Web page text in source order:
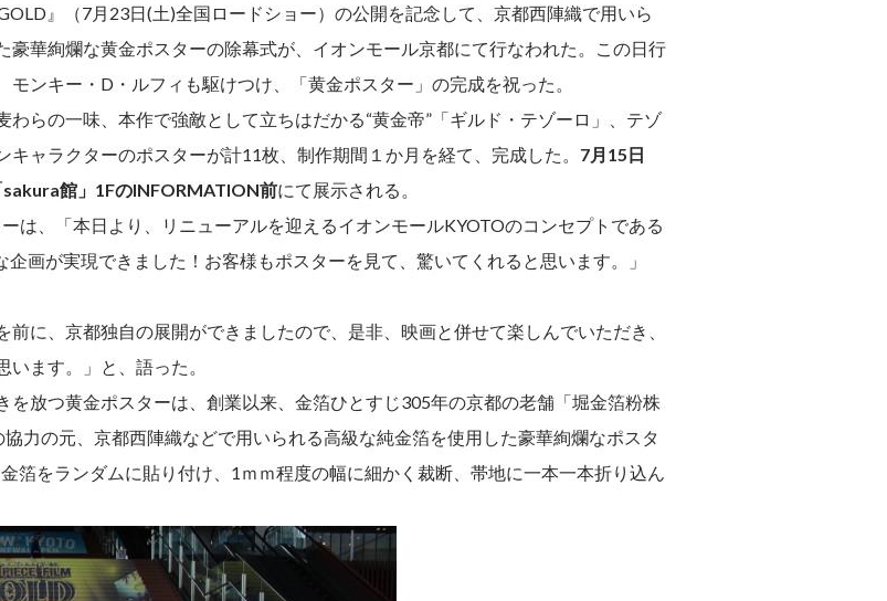
』（7月23日(土)全国ロードショー）の公開を記念して、京都西陣織で用いら
華絢爛な黄金ポスターの除幕式が、イオンモール京都にて行なわれた。この日行
ンキー・D・ルフィも駆けつけ、「黄金ポスター」の完成を祝った。
らの一味、本作で強敵として立ちはだかる“黄金帝”「ギルド・テゾーロ」、テゾ
ャラクターのポスターが計11枚、制作期間１か月を経て、完成した。 7月15日
館」1FのINFORMATION前にて展示される。
は、「本日より、リニューアルを迎えるイオンモールKYOTOのコンセプトである
画が実現できました！お客様もポスターを見て、驚いてくれると思います。」
に、京都独自の展開ができましたので、是非、映画と併せて楽しんでいただき、
ます。」と、語った。
放つ黄金ポスターは、創業以来、金箔ひとすじ305年の京都の老舗「堀金箔粉株
力の元、京都西陣織などで用いられる高級な純金箔を使用した豪華絢爛なポスタ
箔をランダムに貼り付け、1ｍｍ程度の幅に細かく裁断、帯地に一本一本折り込ん